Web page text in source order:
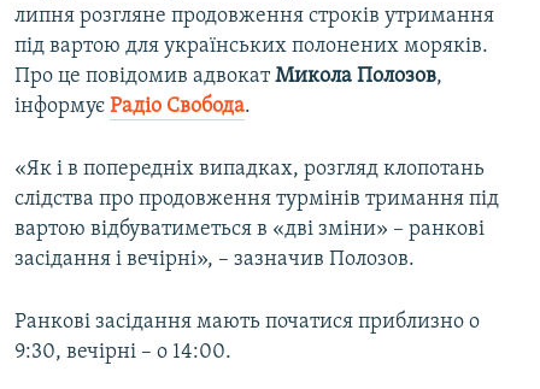
Усі сайти RFE/RL
липня розгляне продовження строків утримання
під вартою для українських полонених моряків.
Про це повідомив адвокатМикола Полозов,
інформує Радіо Свобода.​
«Як і в попередніх випадках, розгляд клопотань
слідства про продовження турмінів тримання під
вартою відбуватиметься в «дві зміни» – ранкові
засідання і вечірні», – зазначив Полозов.
Ранкові засідання мають початися приблизно о
9:30, вечірні – о 14:00.